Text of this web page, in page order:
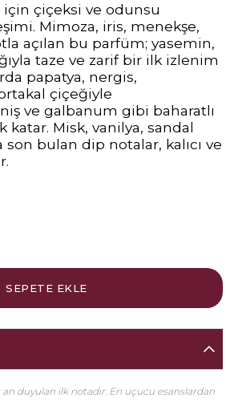
için çiçeksi ve odunsu
Mimoza, iris, menekşe,
açılan bu parfüm; yasemin,
taze ve zarif bir ilk izlenim
papatya, nergis,
çiçeğiyle
ve galbanum gibi baharatlı
Misk, vanilya, sandal
son bulan dip notalar, kalıcı ve
an duyulan ilk notadır. En uçucu esanslardan